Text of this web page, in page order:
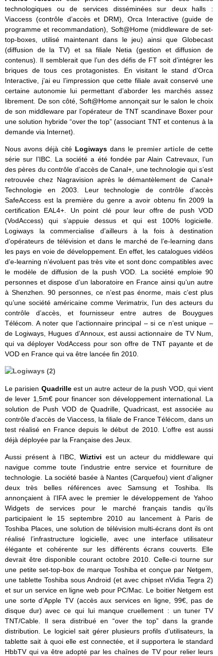
technologiques ou de services disséminées sur deux halls :
Viaccess (contrôle d’accès et DRM), Orca Interactive (guide de
programme et recommandation), Soft@Home (middleware de set-
top-boxes, utilisé maintenant dans le jeu) ainsi que Globecast
(diffusion de la TV) et sa filiale Netia (gestion et diffusion de
contenus). Il semblerait que l’un des défis de FT soit d’intégrer les
briques de tous ces protagonistes. En visitant le stand d’Orca
Interactive, j’ai eu l’impression que cette filiale avait conservé une
certaine autonomie lui permettant d’aborder les marchés assez
librement. De son côté, Soft@Home annonçait sur le salon le choix
de son middleware par l’opérateur de TNT scandinave Boxer pour
une solution hybride “over the top” (associant TNT et contenus à la
demande via Internet).
Nous avons déjà cité Logiways dans le premier article de cette
série sur l’IBC. La société a été fondée par Alain Catrevaux, l’un
des pères du contrôle d’accès de Canal+, une technologie qui s’est
retrouvée chez Nagravision après le démantèlement de Canal+
Technologie en 2003. Leur technologie de contrôle d’accès
SafeAccess est la première du genre a avoir obtenu fin 2009 la
certification EAL4+. Un point clé pour leur offre de push VOD
(VodAccess) qui s’appuie dessus et qui est 100% logicielle.
Logiways la commercialise d’ailleurs à la fois à destination
d’opérateurs de télévision et dans le marché de l’e-learning dans
les pays en voie de développement. En effet, les catalogues vidéos
d’e-learning n’évoluent pas très vite et sont donc compatibles avec
le modèle de diffusion de la push VOD. La société emploie 90
personnes et dispose d’un laboratoire en France ainsi qu’un autre
à Shenzhen. 90 personnes, ce n’est pas énorme, mais c’est plus
qu’une société américaine comme Verimatrix, l’un des acteurs du
contrôle d’accès, et fournisseur entre autres de Bouygues
Télécom. A noter que l’actionnaire principal – si ce n’est unique –
de Logiways, Hugues d’Annoux, est aussi actionnaire de TV Num,
qui va déployer VodAccess pour son offre de TNT payante et de
VOD en France qui va être lancée fin 2010.
Le parisien Quadrille est un autre acteur de la push VOD, qui vient
de lever 1,5m€ pour financer son développement international. La
solution de Push VOD de Quadrille, Quadricast, est associée au
contrôle d’accès de Viaccess, la filiale de France Télécom, dans un
test réalisé en France depuis le début de 2010. L’offre est aussi
déjà déployée par la Française des Jeux.
Aussi présent à l’IBC, Wiztivi est un acteur du middleware qui
navigue comme toute l’industrie entre service et fourniture de
technologie. La société basée à Nantes (Carquefou) vient d’aligner
deux très belles références avec Samsung et Toshiba. Ils
annonçaient à l’IFA avec le premier le développement de Yahoo
Widgets de services pour le marché français tandis qu’ils
participaient le 15 septembre 2010 au lancement à Paris de
Toshiba Places, une solution de télévision multi-écrans dont ils ont
réalisé l’infrastructure logicielle, avec une interface utilisateur
élégante et cohérente sur les différents écrans couverts. Elle
devrait être disponible courant octobre 2010. Celle-ci tourne sur
une petite set-top-box de marque Toshiba et conçue par Netgem,
une tablette Toshiba sous Android (et avec chipset nVidia Tegra 2)
et sur un service en ligne web pour PC/Mac. Le boitier Netgem est
une sorte d’Apple TV (accès aux services en ligne, 99€, pas de
disque dur) avec ce qui lui manque cruellement : un tuner TV
TNT/Cable. Il sera distribué en “over the top” dans la grande
distribution. Le logiciel sait gérer plusieurs profils d’utilisateurs, la
tablette sait à quoi elle est connectée, et il supportera le standard
HbbTV qui va être adopté par les chaînes de TV pour relier leurs